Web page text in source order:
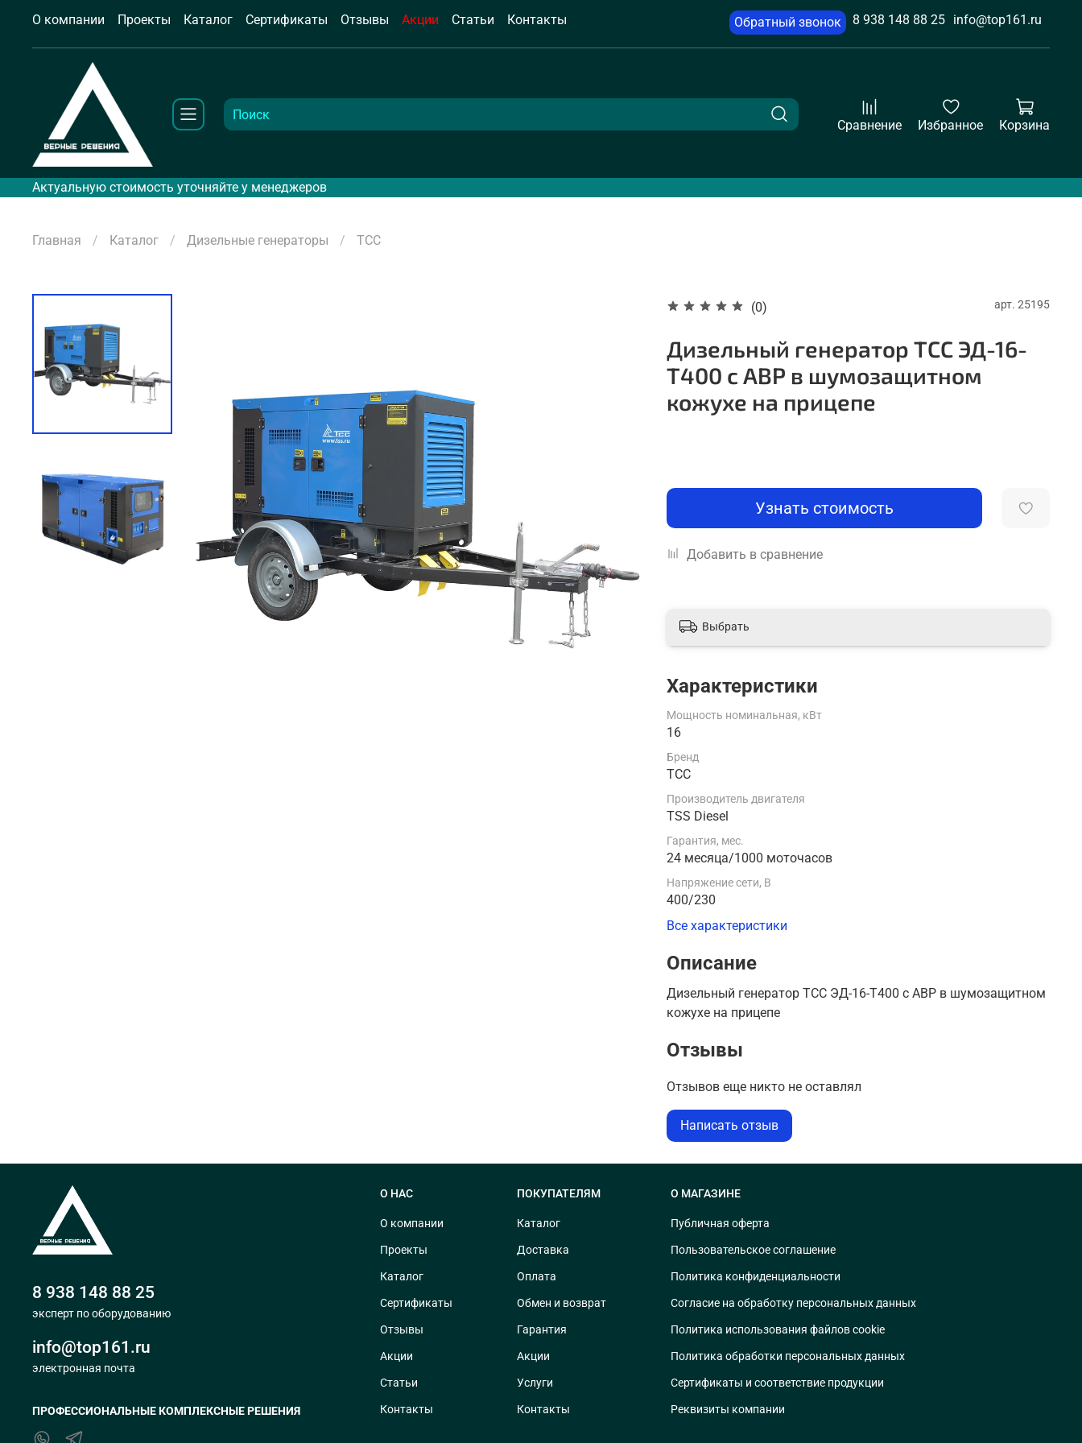
О компании Проекты Каталог Сертификаты Отзывы Акции Статьи Контакты Обратный звонок 8 938 148 88 25 info@top161.ru
Сравнение Избранное Корзина
Актуальную стоимость уточняйте у менеджеров
Главная Каталог Дизельные генераторы ТСС
(0) арт. 25195
Дизельный генератор ТСС ЭД-16-
Т400 с АВР в шумозащитном
кожухе на прицепе
Узнать стоимость
Добавить в сравнение
Выбрать
Характеристики
Мощность номинальная, кВт
16
Бренд
ТСС
Производитель двигателя
TSS Diesel
Гарантия, мес.
24 месяца/1000 моточасов
Напряжение сети, В
400/230
Все характеристики
Описание
Дизельный генератор ТСС ЭД-16-Т400 с АВР в шумозащитном
кожухе на прицепе
Отзывы
Отзывов еще никто не оставлял
Написать отзыв
О НАС
О компании
Проекты
Каталог
Сертификаты
Отзывы
Акции
Статьи
Контакты
ПОКУПАТЕЛЯМ
Каталог
Доставка
Оплата
Обмен и возврат
Гарантия
Акции
Услуги
Контакты
О МАГАЗИНЕ
Публичная оферта
Пользовательское соглашение
Политика конфиденциальности
Согласие на обработку персональных данных
Политика использования файлов cookie
Политика обработки персональных данных
Сертификаты и соответствие продукции
Реквизиты компании
8 938 148 88 25
эксперт по оборудованию
info@top161.ru
электронная почта
ПРОФЕССИОНАЛЬНЫЕ КОМПЛЕКСНЫЕ РЕШЕНИЯ